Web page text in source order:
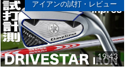
アイアンの試打・レビュー
19:43